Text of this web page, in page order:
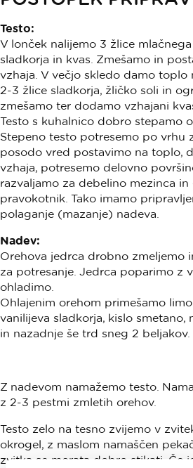
Testo:
V lonček nalijemo 3 žlice
sladkorja in kvas. Zmešamo in
vzhaja. V večjo skledo damo toplo
2-3 žlice sladkorja, žličko soli in
zmešamo ter dodamo vzhajani
Testo s kuhalnico dobro stepamo
Stepeno testo potresemo po vrhu
posodo vred postavimo na toplo,
vzhaja, potresemo delovno
razvaljamo za debelino mezinca
pravokotnik. Tako imamo
polaganje (mazanje) nadeva.
Nadev:
Orehova jedrca drobno zmeljemo
za potresanje. Jedrca poparimo z
ohladimo.
Ohlajenim orehom primešamo
vanilijeva sladkorja, kislo smetano,
in nazadnje še trd sneg 2 beljakov.
Z nadevom namažemo testo.
z 2-3 pestmi zmletih orehov.
Testo zelo na tesno zvijemo v
okrogel, z maslom namaščen
zvitka se morata dobro stikati. Če